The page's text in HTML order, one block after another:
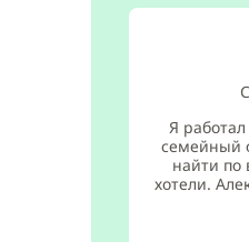
Я
семейный
найти по
хотели.